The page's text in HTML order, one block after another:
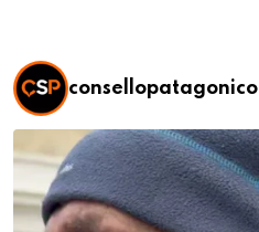
consellopatagonico